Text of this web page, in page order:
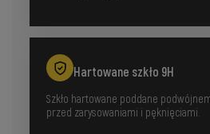
Hartowane szkło 9H
Szkło hartowane poddane
przed zarysowaniami i pęknięciami.